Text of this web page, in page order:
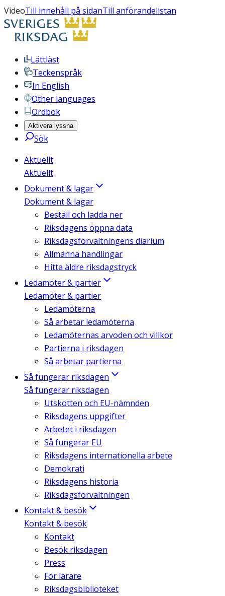
VideoTill innehåll på sidanTill anförandelistan
Lättläst
Teckenspråk
In English
Other languages
Ordbok
Aktivera lyssna
Sök
Aktuellt
Aktuellt
Dokument & lagar
Dokument & lagar
Beställ och ladda ner
Riksdagens öppna data
Riksdagsförvaltningens diarium
Allmänna handlingar
Hitta äldre riksdagstryck
Ledamöter & partier
Ledamöter & partier
Ledamöterna
Så arbetar ledamöterna
Ledamöternas arvoden och villkor
Partierna i riksdagen
Så arbetar partierna
Så fungerar riksdagen
Så fungerar riksdagen
Utskotten och EU-nämnden
Riksdagens uppgifter
Arbetet i riksdagen
Så fungerar EU
Riksdagens internationella arbete
Demokrati
Riksdagens historia
Riksdagsförvaltningen
Kontakt & besök
Kontakt & besök
Kontakt
Besök riksdagen
Press
För lärare
Riksdagsbiblioteket